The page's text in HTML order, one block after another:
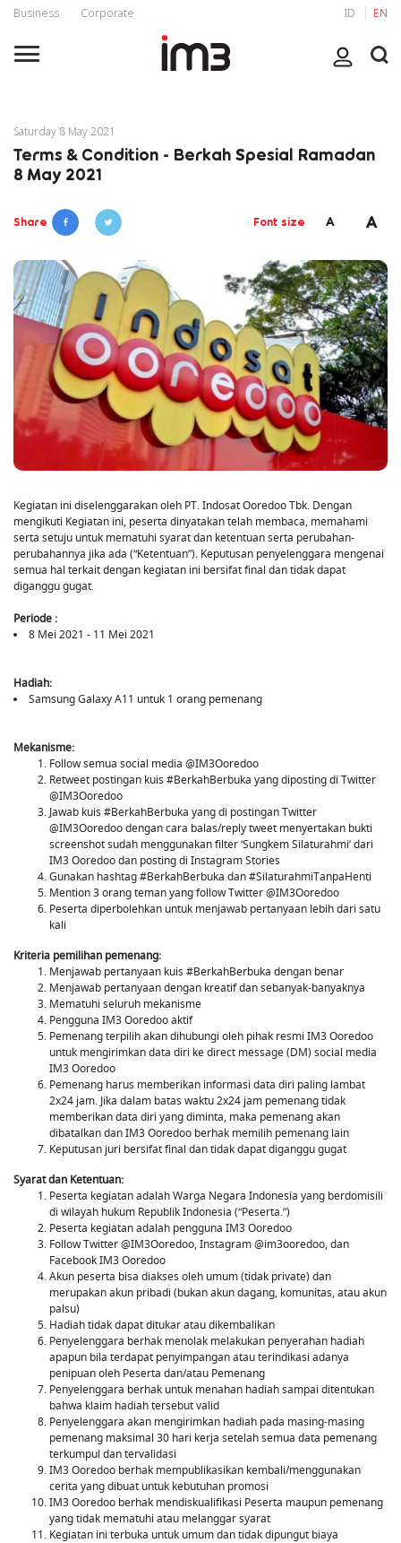
Business Corporate ID EN
Saturday 8 May 2021
Terms & Condition - Berkah Spesial Ramadan
8 May 2021
Share Font size A A
Kegiatan ini diselenggarakan oleh PT. Indosat Ooredoo Tbk. Dengan
mengikuti Kegiatan ini, peserta dinyatakan telah membaca, memahami
serta setuju untuk mematuhi syarat dan ketentuan serta perubahan-
perubahannya jika ada (“Ketentuan”). Keputusan penyelenggara mengenai
semua hal terkait dengan kegiatan ini bersifat final dan tidak dapat
diganggu gugat.
Periode :
8 Mei 2021 - 11 Mei 2021
Hadiah:
Samsung Galaxy A11 untuk 1 orang pemenang
Mekanisme:
Follow semua social media @IM3Ooredoo
Retweet postingan kuis #BerkahBerbuka yang diposting di Twitter
@IM3Ooredoo
Jawab kuis #BerkahBerbuka yang di postingan Twitter
@IM3Ooredoo dengan cara balas/reply tweet menyertakan bukti
screenshot sudah menggunakan filter ‘Sungkem Silaturahmi’ dari
IM3 Ooredoo dan posting di Instagram Stories
Gunakan hashtag #BerkahBerbuka dan #SilaturahmiTanpaHenti
Mention 3 orang teman yang follow Twitter @IM3Ooredoo
Peserta diperbolehkan untuk menjawab pertanyaan lebih dari satu
kali
Kriteria pemilihan pemenang:
Menjawab pertanyaan kuis #BerkahBerbuka dengan benar
Menjawab pertanyaan dengan kreatif dan sebanyak-banyaknya
Mematuhi seluruh mekanisme
Pengguna IM3 Ooredoo aktif
Pemenang terpilih akan dihubungi oleh pihak resmi IM3 Ooredoo
untuk mengirimkan data diri ke direct message (DM) social media
IM3 Ooredoo
Pemenang harus memberikan informasi data diri paling lambat
2x24 jam. Jika dalam batas waktu 2x24 jam pemenang tidak
memberikan data diri yang diminta, maka pemenang akan
dibatalkan dan IM3 Ooredoo berhak memilih pemenang lain
Keputusan juri bersifat final dan tidak dapat diganggu gugat
Syarat dan Ketentuan:
Peserta kegiatan adalah Warga Negara Indonesia yang berdomisili
di wilayah hukum Republik Indonesia (“Peserta.”)
Peserta kegiatan adalah pengguna IM3 Ooredoo
Follow Twitter @IM3Ooredoo, Instagram @im3ooredoo, dan
Facebook IM3 Ooredoo
Akun peserta bisa diakses oleh umum (tidak private) dan
merupakan akun pribadi (bukan akun dagang, komunitas, atau akun
palsu)
Hadiah tidak dapat ditukar atau dikembalikan
Penyelenggara berhak menolak melakukan penyerahan hadiah
apapun bila terdapat penyimpangan atau terindikasi adanya
penipuan oleh Peserta dan/atau Pemenang
Penyelenggara berhak untuk menahan hadiah sampai ditentukan
bahwa klaim hadiah tersebut valid
Penyelenggara akan mengirimkan hadiah pada masing-masing
pemenang maksimal 30 hari kerja setelah semua data pemenang
terkumpul dan tervalidasi
IM3 Ooredoo berhak mempublikasikan kembali/menggunakan
cerita yang dibuat untuk kebutuhan promosi
IM3 Ooredoo berhak mendiskualifikasi Peserta maupun pemenang
yang tidak mematuhi atau melanggar syarat
Kegiatan ini terbuka untuk umum dan tidak dipungut biaya